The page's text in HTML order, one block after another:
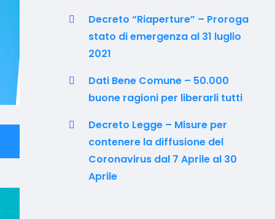
Decreto “Riaperture” – Proroga
stato di emergenza al 31 luglio
2021
Dati Bene Comune – 50.000
buone ragioni per liberarli tutti
Decreto Legge – Misure per
contenere la diffusione del
Coronavirus dal 7 Aprile al 30
Aprile